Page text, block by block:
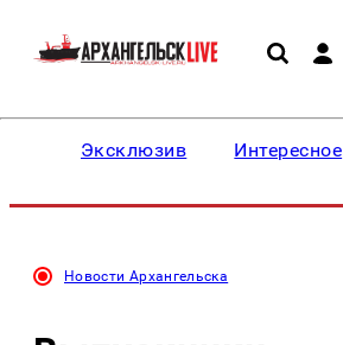
Эксклюзив Интересное
Новости Архангельска